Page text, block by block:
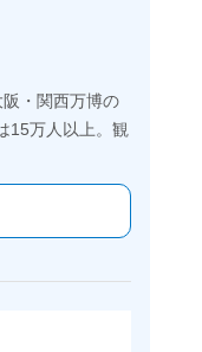
・関西万博の
15万人以上。観